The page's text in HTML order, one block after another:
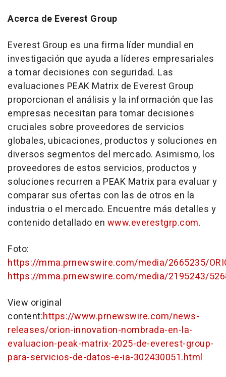
Acerca de Everest Group
Everest Group es una firma líder mundial en
investigación que ayuda a líderes empresariales
a tomar decisiones con seguridad. Las
evaluaciones PEAK Matrix de Everest Group
proporcionan el análisis y la información que las
empresas necesitan para tomar decisiones
cruciales sobre proveedores de servicios
globales, ubicaciones, productos y soluciones en
diversos segmentos del mercado. Asimismo, los
proveedores de estos servicios, productos y
soluciones recurren a PEAK Matrix para evaluar y
comparar sus ofertas con las de otros en la
industria o el mercado. Encuentre más detalles y
contenido detallado en www.everestgrp.com.
Foto:
https://mma.prnewswire.com/media/2665235/
https://mma.prnewswire.com/media/2195243/
View original
content:https://www.prnewswire.com/news-
releases/orion-innovation-nombrada-en-la-
evaluacion-peak-matrix-2025-de-everest-group-
para-servicios-de-datos-e-ia-302430051.html